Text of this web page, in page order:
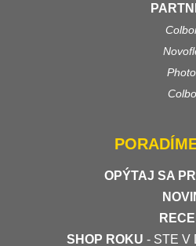
OPÝTAJ SA
SHOP ROKU - STE V